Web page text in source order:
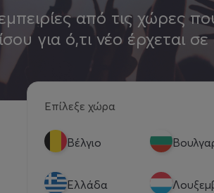
από τις χώρες
για ό,τι νέο έρχεται
Επίλεξε χώρα
Βέλγιο
Eλλάδα